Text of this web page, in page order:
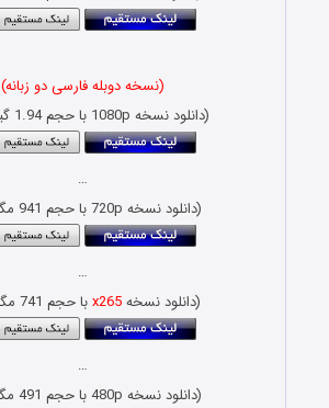
(نسخه دوبله فارسی دو زبانه)
(دانلود نسخه 1080p با حجم 1.94 گیگابایت)
…
(دانلود نسخه 720p با حجم 941 مگابایت)
…
(دانلود نسخهx265با حجم 741 مگابایت)
…
(دانلود نسخه 480p با حجم 491 مگابایت)